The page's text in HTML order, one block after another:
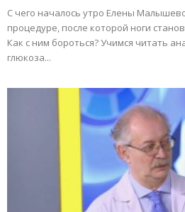
С чего началось утро Елены
процедуре, после которой ноги
Как с ним бороться? Учимся читать
глюкоза...